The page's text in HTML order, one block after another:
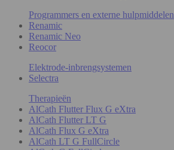
Programmers en externe hulpmiddelen
Renamic
Renamic Neo
Reocor
Elektrode-inbrengsystemen
Selectra
Therapieën
AlCath Flutter Flux G eXtra
AlCath Flutter LT G
AlCath Flux G eXtra
AlCath LT G FullCircle